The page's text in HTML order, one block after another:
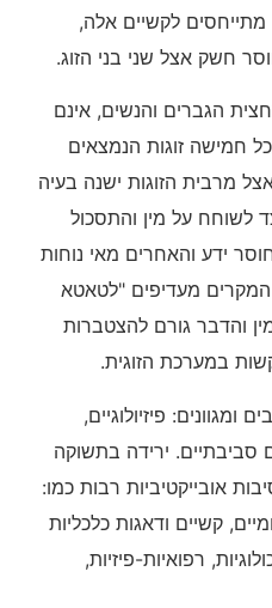
לקשיים אלה,
חשק אצל שני בני הזוג.
הגברים והנשים, אינם
חמישה זוגות הנמצאים
מרבית הזוגות ישנה בעיה
לשוחח על מין והתסכול
ידע והאחרים מאי נוחות
מעדיפים "לטאטא
והדבר גורם להצטברות
במערכת הזוגית.
פיזיולוגיים,
סביבתיים. ירידה בתשוקה
אובייקטיביות רבות כמו:
קשיים ודאגות כלכליות
רפואיות-פיזיות,